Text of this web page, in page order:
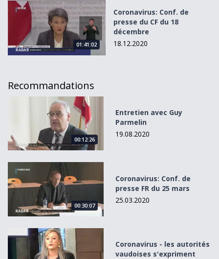
Coronavirus: Conf. de presse du CF du 18 décembre
01:41:02
Coronavirus: Conf. de
presse du CF du 18
décembre
18.12.2020
Recommandations
Entretien avec Guy Parmelin
00:12:26
Entretien avec Guy
Parmelin
19.08.2020
Coronavirus: Conf. de presse FR du 25 mars
00:30:07
Coronavirus: Conf. de
presse FR du 25 mars
25.03.2020
Coronavirus - les autorités vaudoises s&#039;expriment
Coronavirus - les autorités
vaudoises s'expriment